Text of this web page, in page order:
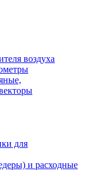
воздуха
для
и расходные